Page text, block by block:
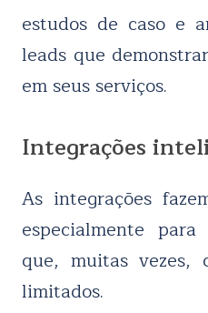
estudos de caso e
leads que
em seus serviços.
Integrações
As integrações
especialmente para
que, muitas vezes,
limitados.